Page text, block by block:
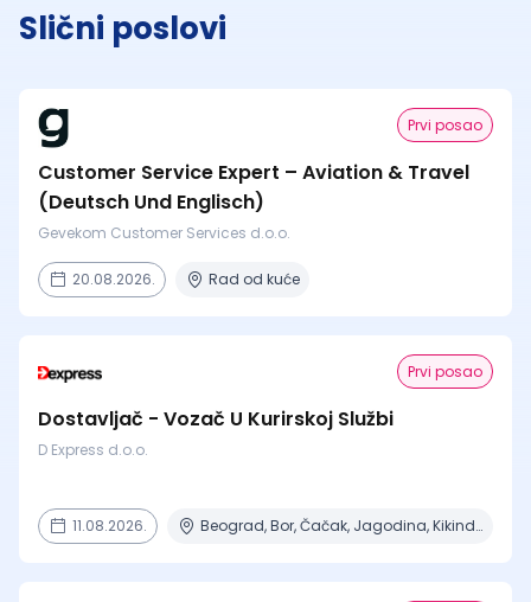
Slični poslovi
Prvi posao
Customer Service Expert – Aviation & Travel
(Deutsch Und Englisch)
Gevekom Customer Services d.o.o.
20.08.2026. Rad od kuće
Prvi posao
Dostavljač - Vozač U Kurirskoj Službi
D Express d.o.o.
11.08.2026. Beograd, Bor, Čačak, Jagodina, Kikinda + 23 mesta | Terenski rad